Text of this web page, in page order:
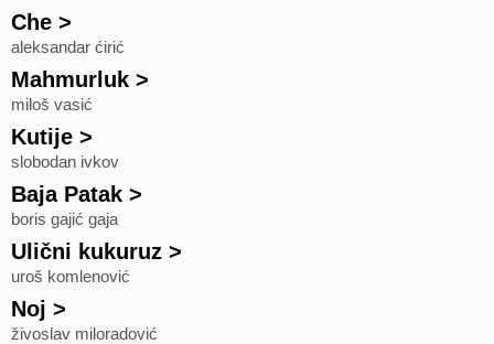
Che >
aleksandar ćirić
Mahmurluk >
miloš vasić
Kutije >
slobodan ivkov
Baja Patak >
boris gajić gaja
Ulični kukuruz >
uroš komlenović
Noj >
živoslav miloradović